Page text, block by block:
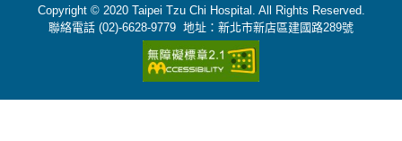
Copyright © 2020 Taipei Tzu Chi Hospital. All Rights Reserved.
聯絡電話 (02)-6628-9779 地址：新北市新店區建國路289號